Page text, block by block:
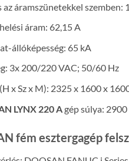
az áramszünetekkel szemben:
áram: 62,15 A
állóképesség: 65 kA
3x 200/220 VAC; 50/60 Hz
x Sz x M): 2325 x 1600 x
LYNX 220 Agép súlya: 2900
fém esztergagép